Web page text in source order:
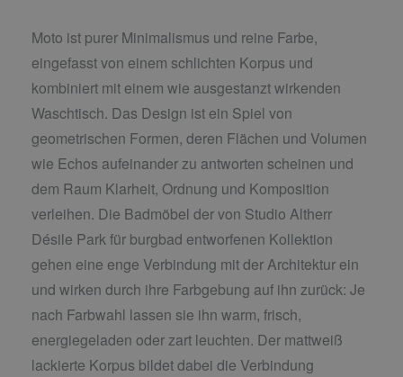
Moto ist purer Minimalismus und reine Farbe,
eingefasst von einem schlichten Korpus und
kombiniert mit einem wie ausgestanzt wirkenden
Waschtisch. Das Design ist ein Spiel von
geometrischen Formen, deren Flächen und Volumen
wie Echos aufeinander zu antworten scheinen und
dem Raum Klarheit, Ordnung und Komposition
verleihen. Die Badmöbel der von Studio Altherr
Désile Park für burgbad entworfenen Kollektion
gehen eine enge Verbindung mit der Architektur ein
und wirken durch ihre Farbgebung auf ihn zurück: Je
nach Farbwahl lassen sie ihn warm, frisch,
energiegeladen oder zart leuchten. Der mattweiß
lackierte Korpus bildet dabei die Verbindung